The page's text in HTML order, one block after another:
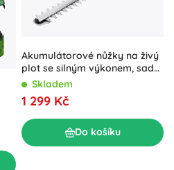
Akumulátorové nůžky na živý
plot se silným výkonem, sada
2× baterie
Skladem
1 299 Kč
Do košíku